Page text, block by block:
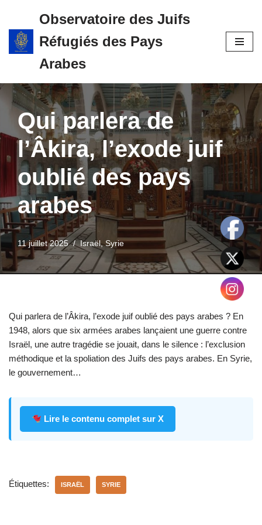
Aller
au
Observatoire des Juifs
Réfugiés des Pays
Arabes
Qui parlera de
l’Âkira, l’exode juif
oublié des pays
arabes
11 juillet 2025 Israël,Syrie
Qui parlera de l’Âkira, l’exode juif oublié des pays arabes ? En
1948, alors que six armées arabes lançaient une guerre contre
Israël, une autre tragédie se jouait, dans le silence : l’exclusion
méthodique et la spoliation des Juifs des pays arabes. En Syrie,
le gouvernement…
Lire le contenu complet sur X
Étiquettes: ISRAËL SYRIE